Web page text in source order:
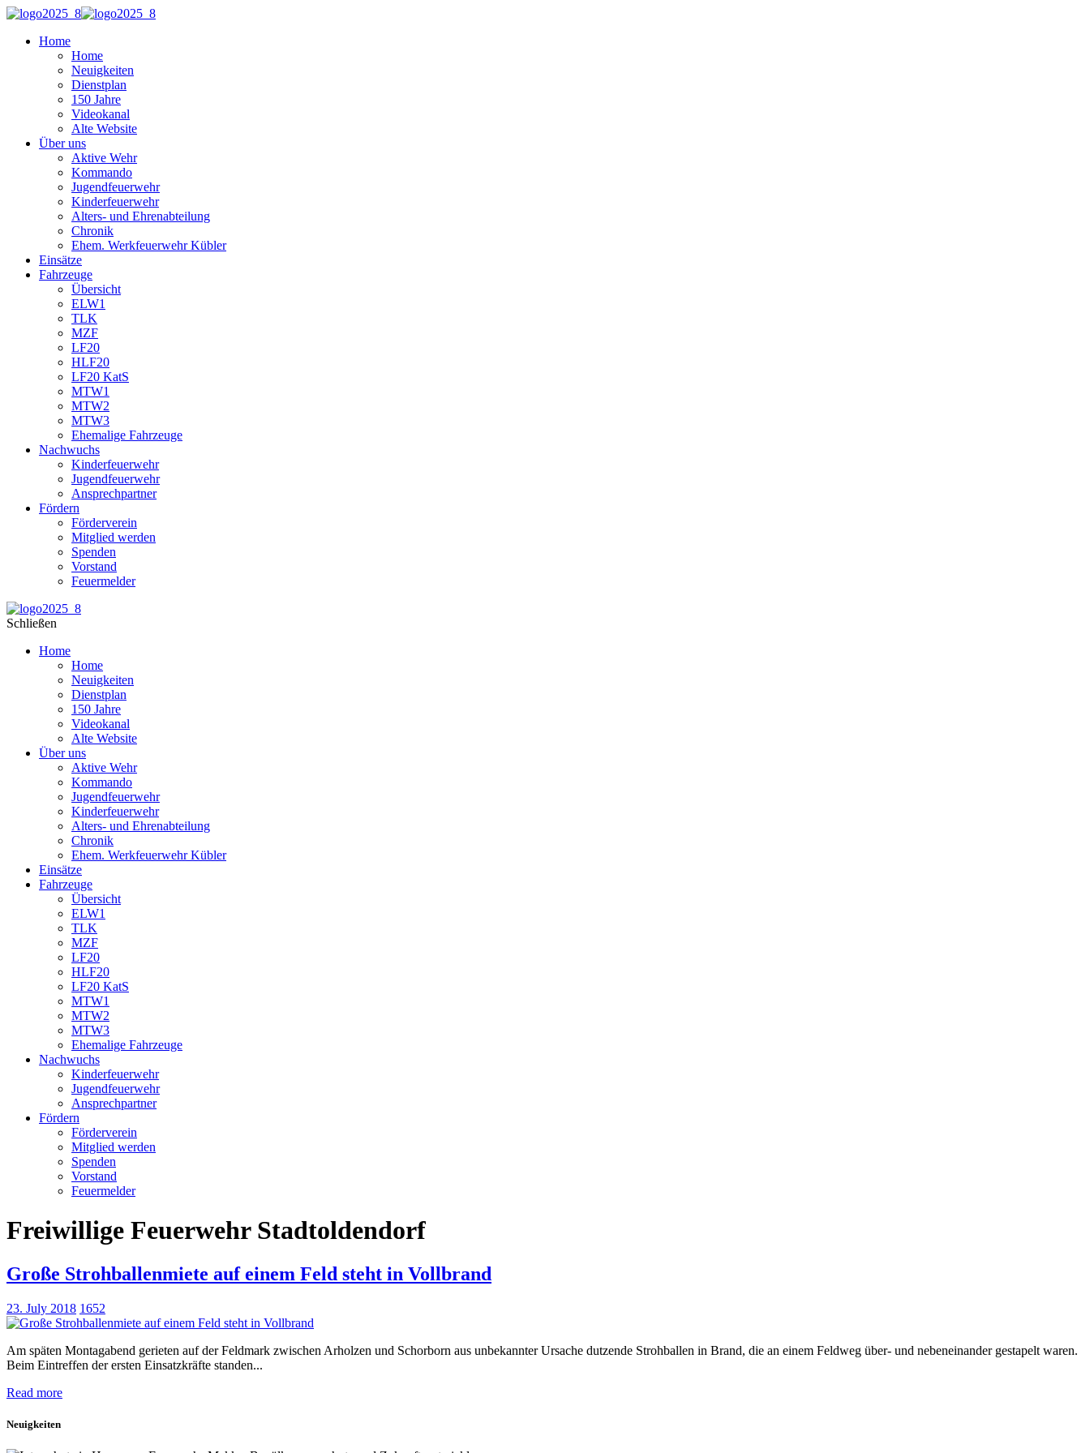
Home
Home
Neuigkeiten
Dienstplan
150 Jahre
Videokanal
Alte Website
Über uns
Aktive Wehr
Kommando
Jugendfeuerwehr
Kinderfeuerwehr
Alters- und Ehrenabteilung
Chronik
Ehem. Werkfeuerwehr Kübler
Einsätze
Fahrzeuge
Übersicht
ELW1
TLK
MZF
LF20
HLF20
LF20 KatS
MTW1
MTW2
MTW3
Ehemalige Fahrzeuge
Nachwuchs
Kinderfeuerwehr
Jugendfeuerwehr
Ansprechpartner
Fördern
Förderverein
Mitglied werden
Spenden
Vorstand
Feuermelder
Schließen
Home
Home
Neuigkeiten
Dienstplan
150 Jahre
Videokanal
Alte Website
Über uns
Aktive Wehr
Kommando
Jugendfeuerwehr
Kinderfeuerwehr
Alters- und Ehrenabteilung
Chronik
Ehem. Werkfeuerwehr Kübler
Einsätze
Fahrzeuge
Übersicht
ELW1
TLK
MZF
LF20
HLF20
LF20 KatS
MTW1
MTW2
MTW3
Ehemalige Fahrzeuge
Nachwuchs
Kinderfeuerwehr
Jugendfeuerwehr
Ansprechpartner
Fördern
Förderverein
Mitglied werden
Spenden
Vorstand
Feuermelder
Freiwillige Feuerwehr Stadtoldendorf
Große Strohballenmiete auf einem Feld steht in Vollbrand
23. July 2018 1652
Am späten Montagabend gerieten auf der Feldmark zwischen Arholzen und Schorborn aus unbekannter Ursache dutzende Strohballen in Brand, die an einem Feldweg über- und nebeneinander gestapelt waren.
Beim Eintreffen der ersten Einsatzkräfte standen...
Read more
Neuigkeiten